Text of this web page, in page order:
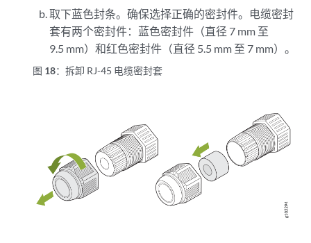
取下蓝色封条。确保选择正确的密封件。电缆密封
套有两个密封件：蓝色密封件（直径 7 mm 至
9.5 mm）和红色密封件（直径 5.5 mm 至 7 mm）。
图 18：拆卸 RJ-45 电缆密封套